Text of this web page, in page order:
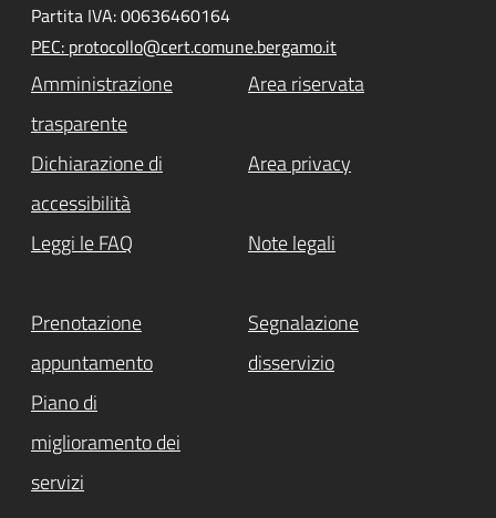
Partita IVA: 00636460164
PEC: protocollo@cert.comune.bergamo.it
Amministrazione
trasparente
Area riservata
Dichiarazione di
accessibilità
Area privacy
Leggi le FAQ Note legali
Prenotazione
appuntamento
Segnalazione
disservizio
Piano di
miglioramento dei
servizi